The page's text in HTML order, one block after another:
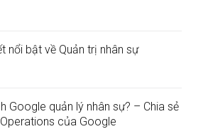
nổi bật về Quản trị nhân sự
Google quản lý nhân sự? – Chia sẻ
của Google